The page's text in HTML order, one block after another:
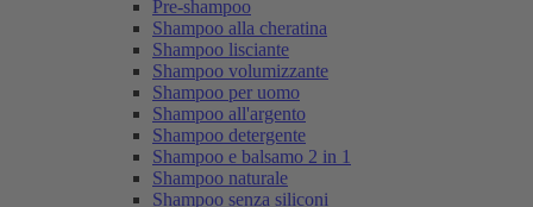
Pre-shampoo
Shampoo alla cheratina
Shampoo lisciante
Shampoo volumizzante
Shampoo per uomo
Shampoo all'argento
Shampoo detergente
Shampoo e balsamo 2 in 1
Shampoo naturale
Shampoo senza siliconi